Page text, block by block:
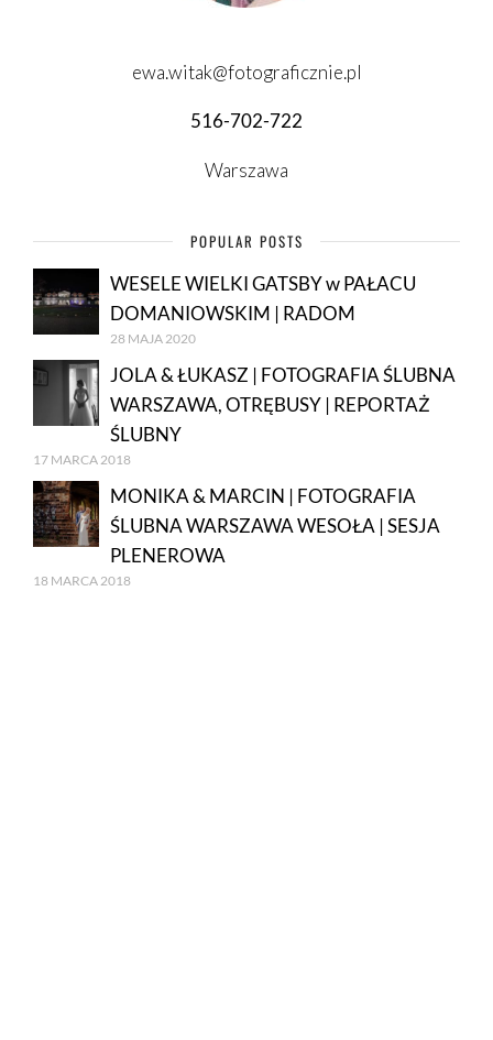
ewa.witak@fotograficznie.pl
516-702-722
Warszawa
POPULAR POSTS
WESELE WIELKI GATSBY w PAŁACU
DOMANIOWSKIM | RADOM
28 MAJA 2020
JOLA & ŁUKASZ | FOTOGRAFIA ŚLUBNA
WARSZAWA, OTRĘBUSY | REPORTAŻ
ŚLUBNY
17 MARCA 2018
MONIKA & MARCIN | FOTOGRAFIA
ŚLUBNA WARSZAWA WESOŁA | SESJA
PLENEROWA
18 MARCA 2018